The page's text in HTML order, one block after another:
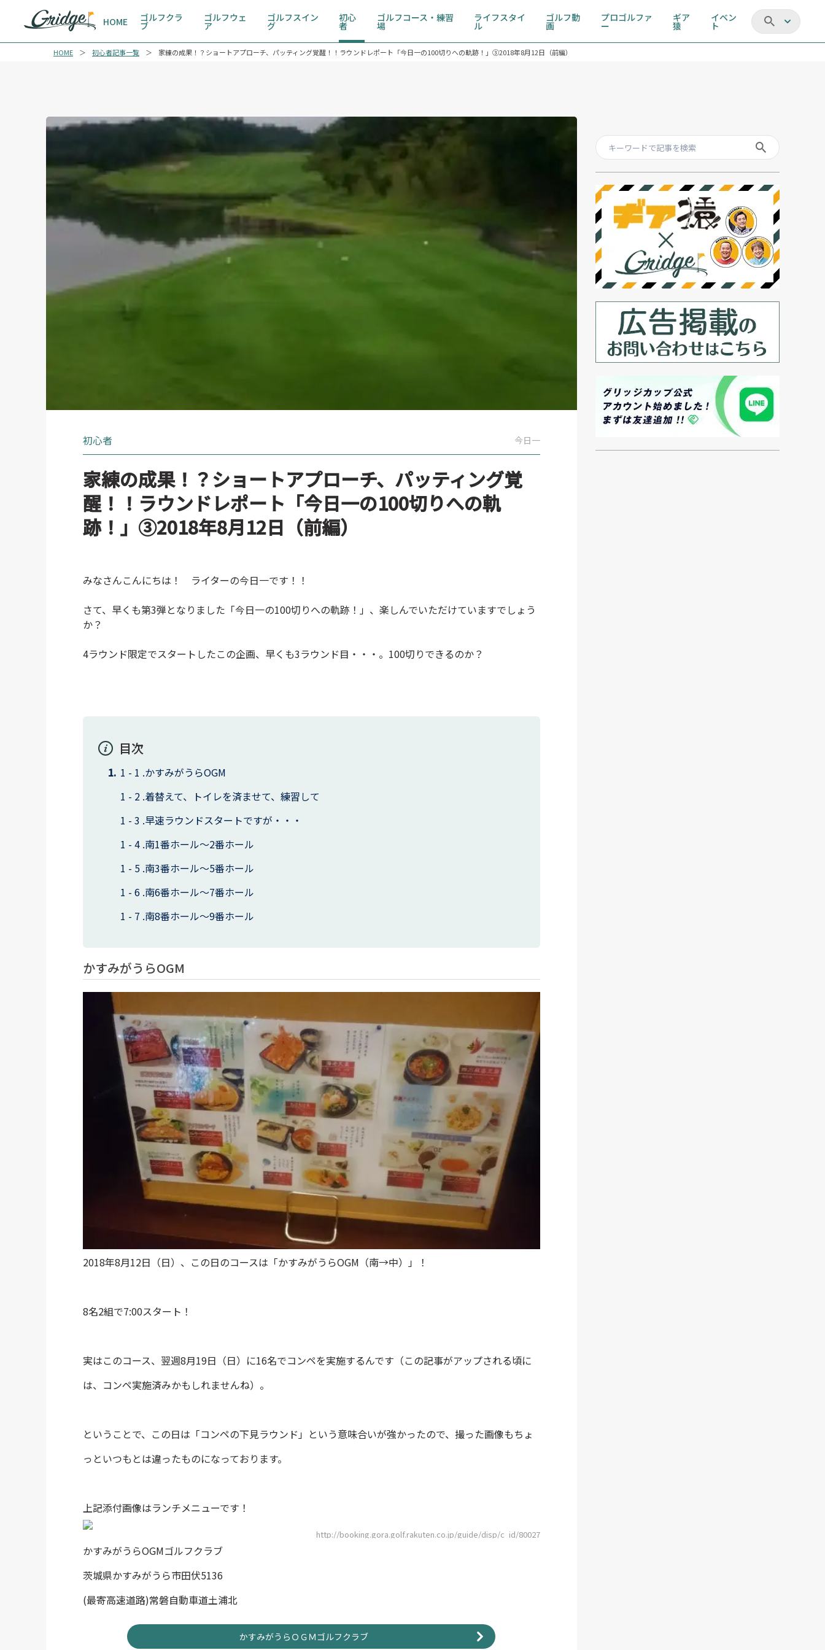
HOME ゴルフクラ
ブ
ゴルフウェ
ア
ゴルフスイン
グ
初心
者
ゴルフコース・練習
場
ライフスタイ
ル
ゴルフ動
画
プロゴルファ
ー
ギア
猿
イベン
ト
HOME 初心者記事一覧 家練の成果！？ショートアプローチ、パッティング覚醒！！ラウンドレポート「今日一の100切りへの軌跡！」③2018年8月12日（前編）
初心者 今日一
家練の成果！？ショートアプローチ、パッティング覚
醒！！ラウンドレポート「今日一の100切りへの軌
跡！」③2018年8月12日（前編）
みなさんこんにちは！ ライターの今日一です！！
さて、早くも第3弾となりました「今日一の100切りへの軌跡！」、楽しんでいただけていますでしょう
か？
4ラウンド限定でスタートしたこの企画、早くも3ラウンド目・・・。100切りできるのか？
目次
かすみがうらOGM
着替えて、トイレを済ませて、練習して
早速ラウンドスタートですが・・・
南1番ホール～2番ホール
南3番ホール～5番ホール
南6番ホール～7番ホール
南8番ホール～9番ホール
かすみがうらOGM
2018年8月12日（日）、この日のコースは「かすみがうらOGM（南→中）」！
8名2組で7:00スタート！
実はこのコース、翌週8月19日（日）に16名でコンペを実施するんです（この記事がアップされる頃に
は、コンペ実施済みかもしれませんね）。
ということで、この日は「コンペの下見ラウンド」という意味合いが強かったので、撮った画像もちょ
っといつもとは違ったものになっております。
上記添付画像はランチメニューです！
http://booking.gora.golf.rakuten.co.jp/guide/disp/c_id/80027
かすみがうらOGMゴルフクラブ
茨城県かすみがうら市田伏5136
(最寄高速道路)常磐自動車道土浦北
かすみがうらＯＧＭゴルフクラブ